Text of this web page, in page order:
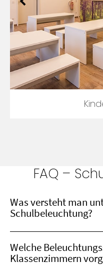
FAQ –
Was versteht man
Schulbeleuchtung?
Welche
Klassenzimmern